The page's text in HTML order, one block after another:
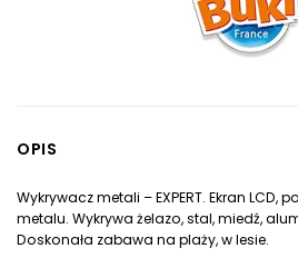
OPIS
Wykrywacz metali – EXPERT. Ekran LCD,
metalu. Wykrywa żelazo, stal, miedź,
Doskonała zabawa na plaży, w lesie.